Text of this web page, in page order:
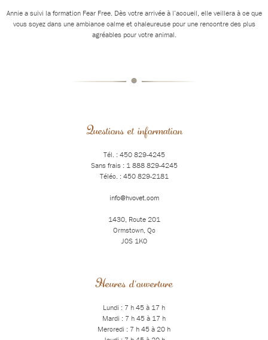
Annie a suivi la formation Fear Free. Dès votre arrivée à l’accueil, elle veillera à ce que
vous soyez dans une ambiance calme et chaleureuse pour une rencontre des plus
agréables pour votre animal.
•
Questions et information
Tél. : 450 829-4245
Sans frais : 1 888 829-4245
Téléc. : 450 829-2181
info@hvovet.com
1430, Route 201
Ormstown, Qc
J0S 1K0
Heures d'ouverture
Lundi : 7 h 45 à 17 h
Mardi : 7 h 45 à 17 h
Mercredi : 7 h 45 à 20 h